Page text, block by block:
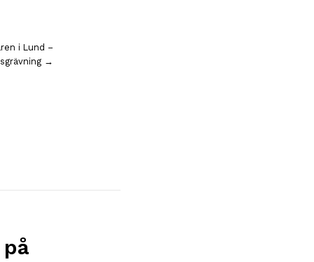
i Lund –
→